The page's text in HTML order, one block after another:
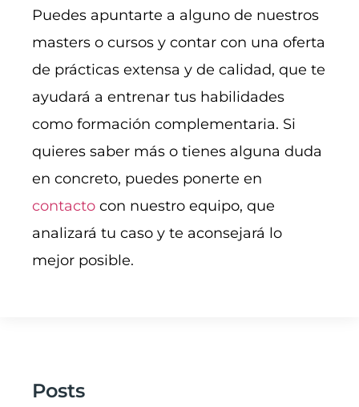
Puedes apuntarte a alguno de nuestros
masters o cursos y contar con una oferta
de prácticas extensa y de calidad, que te
ayudará a entrenar tus habilidades
como formación complementaria. Si
quieres saber más o tienes alguna duda
en concreto, puedes ponerte en
contacto con nuestro equipo, que
analizará tu caso y te aconsejará lo
mejor posible.
Posts